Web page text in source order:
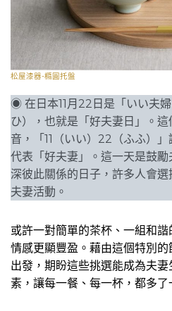
松屋漆器-橢圓托盤
◉ 在日本11月22日是「いい夫
ひ），也就是「好夫妻日」。
音，「11（いい）22（ふふ）
代表「好夫妻」。這一天是鼓
深彼此關係的日子，許多人會
夫妻活動。
或許一對簡單的茶杯、一組和
情感更顯豐盈。藉由這個特別
出發，期盼這些挑選能成為夫
素，讓每一餐、每一杯，都多了